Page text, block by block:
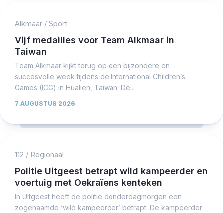
Alkmaar / Sport
Vijf medailles voor Team Alkmaar in
Taiwan
Team Alkmaar kijkt terug op een bijzondere en
succesvolle week tijdens de International Children’s
Games (ICG) in Hualien, Taiwan. De...
7 AUGUSTUS 2026
112 / Regionaal
Politie Uitgeest betrapt wild kampeerder en
voertuig met Oekraïens kenteken
In Uitgeest heeft de politie donderdagmorgen een
zogenaamde ‘wild kampeerder’ betrapt. De kampeerder